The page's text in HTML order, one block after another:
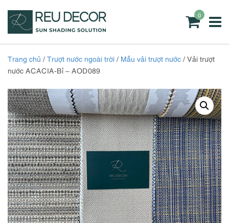
0
Trang chủ / Trượt nước ngoài trời / Mẫu vải trượt nước / Vải trượt
nước ACACIA-Bỉ – AOD089